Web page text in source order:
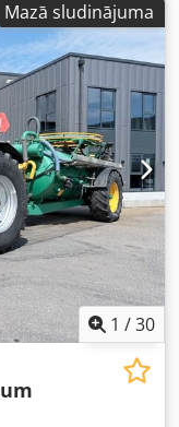
Griezuma
salmu
Mazā sludinājuma
1 /30